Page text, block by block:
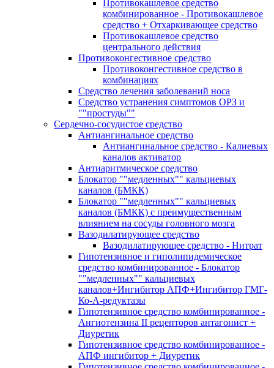
Противокашлевое средство
комбинированное - Противокашлевое
средство + Отхаркивающее средство
Противокашлевое средство
центрального действия
Противоконгестивное средство
Противоконгестивное средство в
комбинациях
Средство лечения заболеваний носа
Средство устранения симптомов ОРЗ и
""простуды""
Сердечно-сосудистое средство
Антиангинальное средство
Антиангинальное средство - Калиевых
каналов активатор
Антиаритмическое средство
Блокатор ""медленных"" кальциевых
каналов (БМКК)
Блокатор ""медленных"" кальциевых
каналов (БМКК) с преимущественным
влиянием на сосуды головного мозга
Вазодилатирующее средство
Вазодилатирующее средство - Нитрат
Гипотензивное и гиполипидемическое
средство комбинированное - Блокатор
""медленных"" кальциевых
каналов+Ингибитор АПФ+Ингибитор ГМГ-
Ко-А-редуктазы
Гипотензивное средство комбинированное -
Ангиотензина II рецепторов антагонист +
Диуретик
Гипотензивное средство комбинированное -
АПФ ингибитор + Диуретик